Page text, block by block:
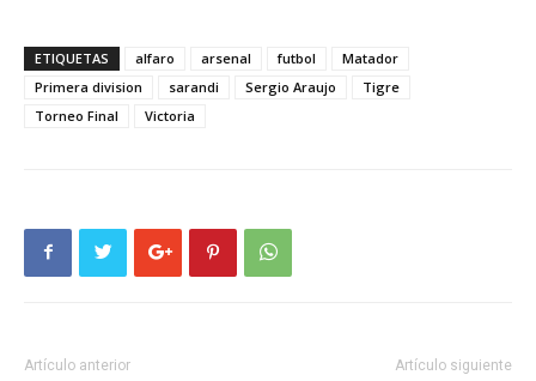
ETIQUETAS alfaro arsenal futbol
Matador
Primera division
sarandi Sergio Araujo
Tigre
Torneo Final
Victoria
Artículo anterior Artículo siguiente